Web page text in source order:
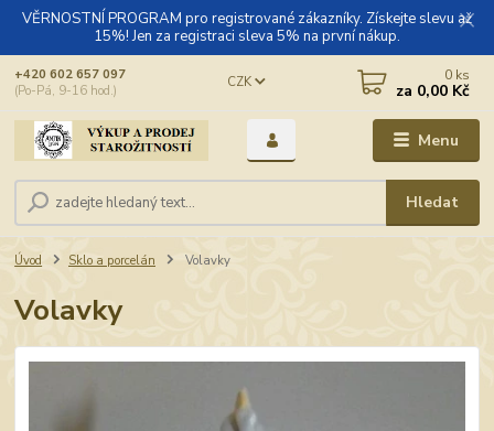
VĚRNOSTNÍ PROGRAM pro registrované zákazníky. Získejte slevu až
15%! Jen za registraci sleva 5% na první nákup.
Menu
CZK
Hledat
+420 602 657 097
(Po-Pá, 9-16 hod.)
0 ks
za 0,00 Kč
Úvod Sklo a porcelán Volavky
Volavky